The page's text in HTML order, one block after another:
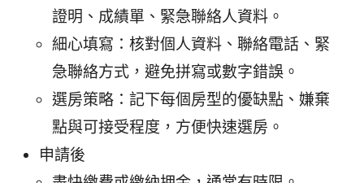
證明、成績單、緊急聯絡人資料。
細心填寫：核對個人資料、聯絡電話、緊
急聯絡方式，避免拼寫或數字錯誤。
選房策略：記下每個房型的優缺點、嫌棄
點與可接受程度，方便快速選房。
申請後